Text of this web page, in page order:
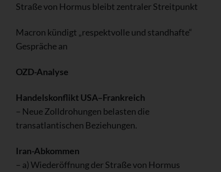
Straße von Hormus bleibt zentraler Streitpunkt
Macron kündigt „respektvolle und standhafte“
Gespräche an
OZD-Analyse
Handelskonflikt USA–Frankreich
– Neue Zolldrohungen belasten die
transatlantischen Beziehungen.
Iran-Abkommen
– a) Wiederöffnung der Straße von Hormus